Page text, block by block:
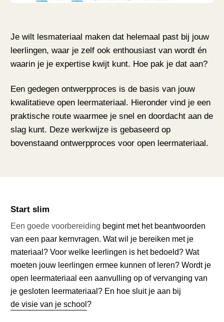
Je wilt lesmateriaal maken dat helemaal past bij jouw
leerlingen, waar je zelf ook enthousiast van wordt én
waarin je je expertise kwijt kunt. Hoe pak je dat aan?
Een gedegen ontwerpproces is de basis van jouw
kwalitatieve open leermateriaal. Hieronder vind je een
praktische route waarmee je snel en doordacht aan de
slag kunt. Deze werkwijze is gebaseerd op
bovenstaand ontwerpproces voor open leermateriaal.
Start slim
Een goede voorbereiding begint met het beantwoorden
van een paar kernvragen. Wat wil je bereiken met je
materiaal? Voor welke leerlingen is het bedoeld? Wat
moeten jouw leerlingen ermee kunnen of leren? Wordt je
open leermateriaal een aanvulling op of vervanging van
je gesloten leermateriaal? En hoe sluit je aan bij
de visie van je school?